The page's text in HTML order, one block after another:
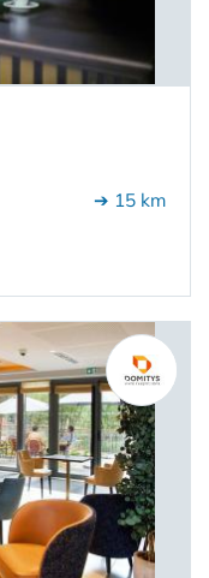
➔ 15 km